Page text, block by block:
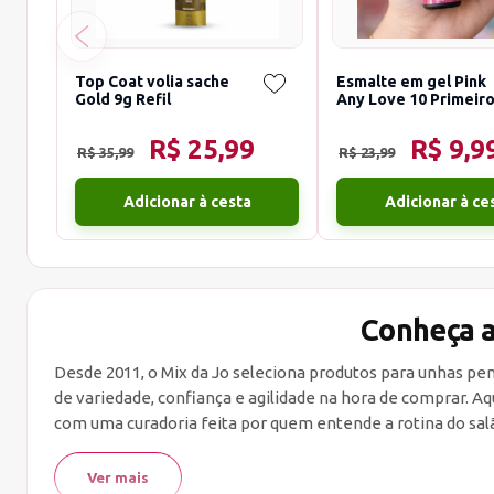
Top Coat volia sache
Gold 9g Refil
R$ 35,99 R$ 25,99
Esmalte em gel Pink
Any Love 10
R$ 23,99 R$
Conheça
Desde 2011, o Mix da Jo seleciona produtos para unhas
de variedade, confiança e agilidade na hora de comprar.
com uma curadoria feita por quem entende a rotina do
Ver mais